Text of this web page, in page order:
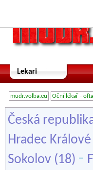
Lekari
mudr.volba.eu Oční lékař -
Česká
Hradec Králové
Sokolov (18) -